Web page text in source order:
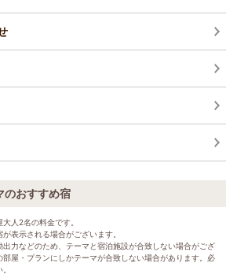
のおすすめ宿
人2名の料金です。
表示される場合がございます。
力などのため、テーマと宿泊施設が合致しない場合がござ
屋・プランにしかテーマが合致しない場合があります。必